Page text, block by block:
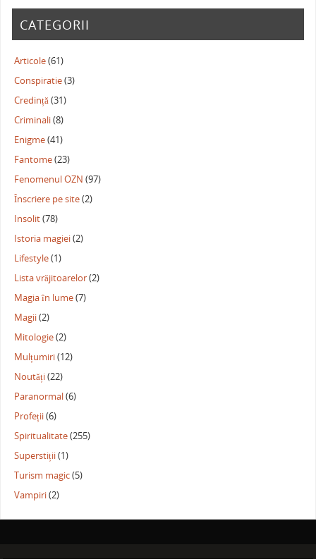
CATEGORII
Articole(61)
Conspiratie(3)
Credință(31)
Criminali(8)
Enigme(41)
Fantome(23)
Fenomenul OZN (97)
Înscriere pe site(2)
Insolit(78)
Istoria magiei(2)
Lifestyle(1)
Lista vrăjitoarelor(2)
Magia în lume(7)
Magii(2)
Mitologie(2)
Mulțumiri(12)
Noutăți(22)
Paranormal(6)
Profeții(6)
Spiritualitate(255)
Superstiții(1)
Turism magic(5)
Vampiri(2)